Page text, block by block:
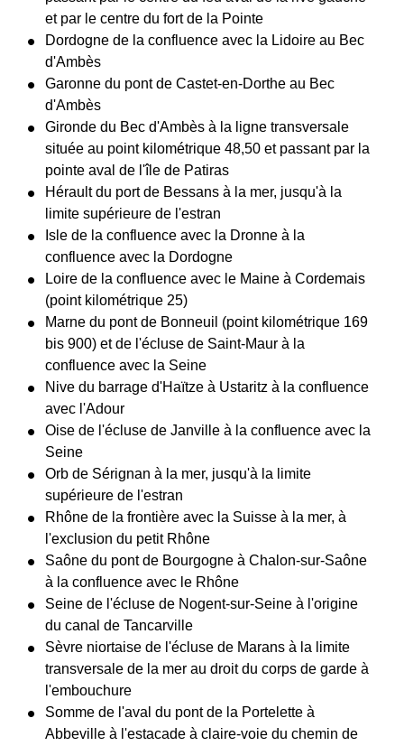
et par le centre du fort de la Pointe
Dordogne de la confluence avec la Lidoire au Bec
d'Ambès
Garonne du pont de Castet-en-Dorthe au Bec
d'Ambès
Gironde du Bec d'Ambès à la ligne transversale
située au point kilométrique 48,50 et passant par la
pointe aval de l'île de Patiras
Hérault du port de Bessans à la mer, jusqu'à la
limite supérieure de l'estran
Isle de la confluence avec la Dronne à la
confluence avec la Dordogne
Loire de la confluence avec le Maine à Cordemais
(point kilométrique 25)
Marne du pont de Bonneuil (point kilométrique 169
bis 900) et de l'écluse de Saint-Maur à la
confluence avec la Seine
Nive du barrage d'Haïtze à Ustaritz à la confluence
avec l'Adour
Oise de l'écluse de Janville à la confluence avec la
Seine
Orb de Sérignan à la mer, jusqu'à la limite
supérieure de l'estran
Rhône de la frontière avec la Suisse à la mer, à
l'exclusion du petit Rhône
Saône du pont de Bourgogne à Chalon-sur-Saône
à la confluence avec le Rhône
Seine de l'écluse de Nogent-sur-Seine à l'origine
du canal de Tancarville
Sèvre niortaise de l'écluse de Marans à la limite
transversale de la mer au droit du corps de garde à
l'embouchure
Somme de l'aval du pont de la Portelette à
Abbeville à l'estacade à claire-voie du chemin de